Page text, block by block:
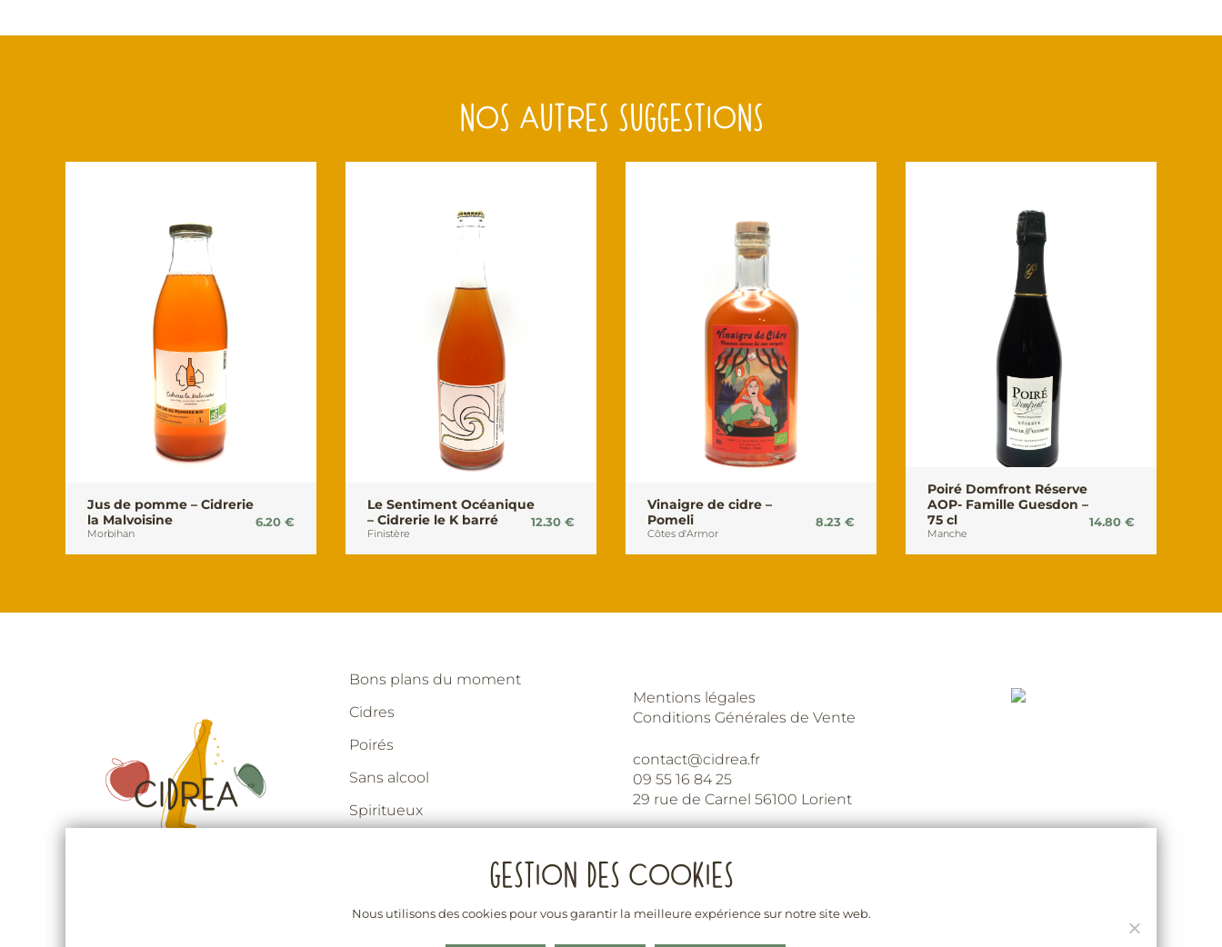
NOS AUTRES SUGGESTIONS
Jus de pomme – Cidrerie
la Malvoisine
Morbihan
6.20 €
Le Sentiment Océanique
– Cidrerie le K barré
Finistère
12.30 €
Vinaigre de cidre –
Pomeli
Côtes d'Armor
8.23 €
Poiré Domfront Réserve
AOP- Famille Guesdon –
75 cl
Manche
14.80 €
Bons plans du moment
Cidres
Poirés
Sans alcool
Spiritueux
Pour les professionnels
Mentions légales
Conditions Générales de Vente
contact@cidrea.fr
09 55 16 84 25
29 rue de Carnel 56100 Lorient
Nous utilisons des cookies pour vous garantir la meilleure expérience sur notre site web.